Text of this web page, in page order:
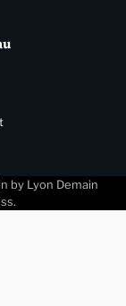
by Lyon Demain
.